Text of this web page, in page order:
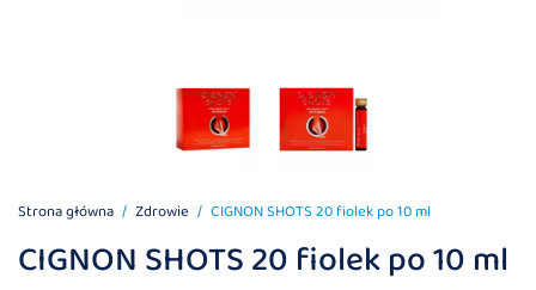
Strona główna Zdrowie CIGNON SHOTS 20 fiolek po 10 ml
CIGNON SHOTS 20 fiolek po 10 ml